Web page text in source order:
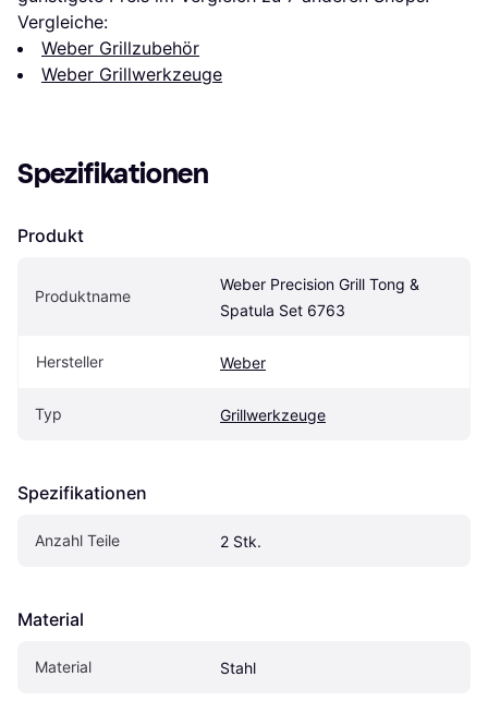
Vergleiche:
Weber Grillzubehör
Weber Grillwerkzeuge
Spezifikationen
Produkt
Produktname
Weber Precision Grill Tong &
Spatula Set 6763
Hersteller Weber
Typ Grillwerkzeuge
Spezifikationen
Anzahl Teile 2 Stk.
Material
Material Stahl